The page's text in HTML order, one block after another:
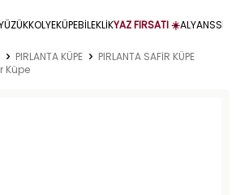
KOLYEKÜPEBİLEKLİKYAZ FIRSATI ☀️ALYANS
PIRLANTA KÜPE
PIRLANTA SAFİR KÜPE
Küpe